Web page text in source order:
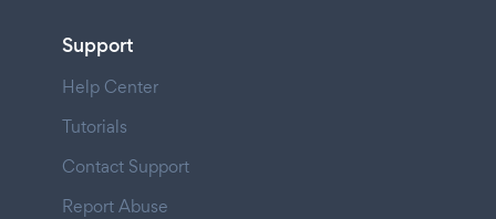
Support
Help Center
Tutorials
Contact Support
Report Abuse